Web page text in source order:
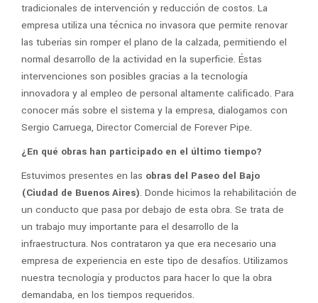
tradicionales de intervención y reducción de costos. La
empresa utiliza una técnica no invasora que permite renovar
las tuberías sin romper el plano de la calzada, permitiendo el
normal desarrollo de la actividad en la superficie. Éstas
intervenciones son posibles gracias a la tecnología
innovadora y al empleo de personal altamente calificado. Para
conocer más sobre el sistema y la empresa, dialogamos con
Sergio Carruega, Director Comercial de Forever Pipe.
¿En qué obras han participado en el último tiempo?
Estuvimos presentes en las obras del Paseo del Bajo
(Ciudad de Buenos Aires). Donde hicimos la rehabilitación de
un conducto que pasa por debajo de esta obra. Se trata de
un trabajo muy importante para el desarrollo de la
infraestructura. Nos contrataron ya que era necesario una
empresa de experiencia en este tipo de desafíos. Utilizamos
nuestra tecnología y productos para hacer lo que la obra
demandaba, en los tiempos requeridos.